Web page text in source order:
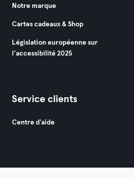
Notre marque
Cartes cadeaux & Shop
Législation européenne sur
l’accessibilité 2025
Service clients
Centre d'aide